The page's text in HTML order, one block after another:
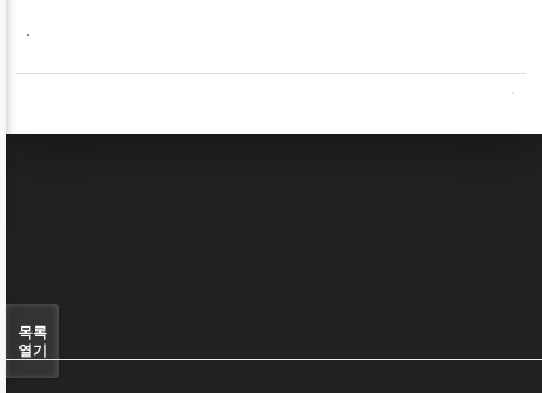
.
목록
열기
Sketchbook5, 스케치북5
Sketchbook5, 스케치북5